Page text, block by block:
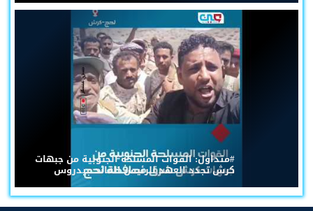
#متداول: القوات المسلحة الجنوبية من جبهات
كرش تجدد العهد للرئيس القائد عيدروس